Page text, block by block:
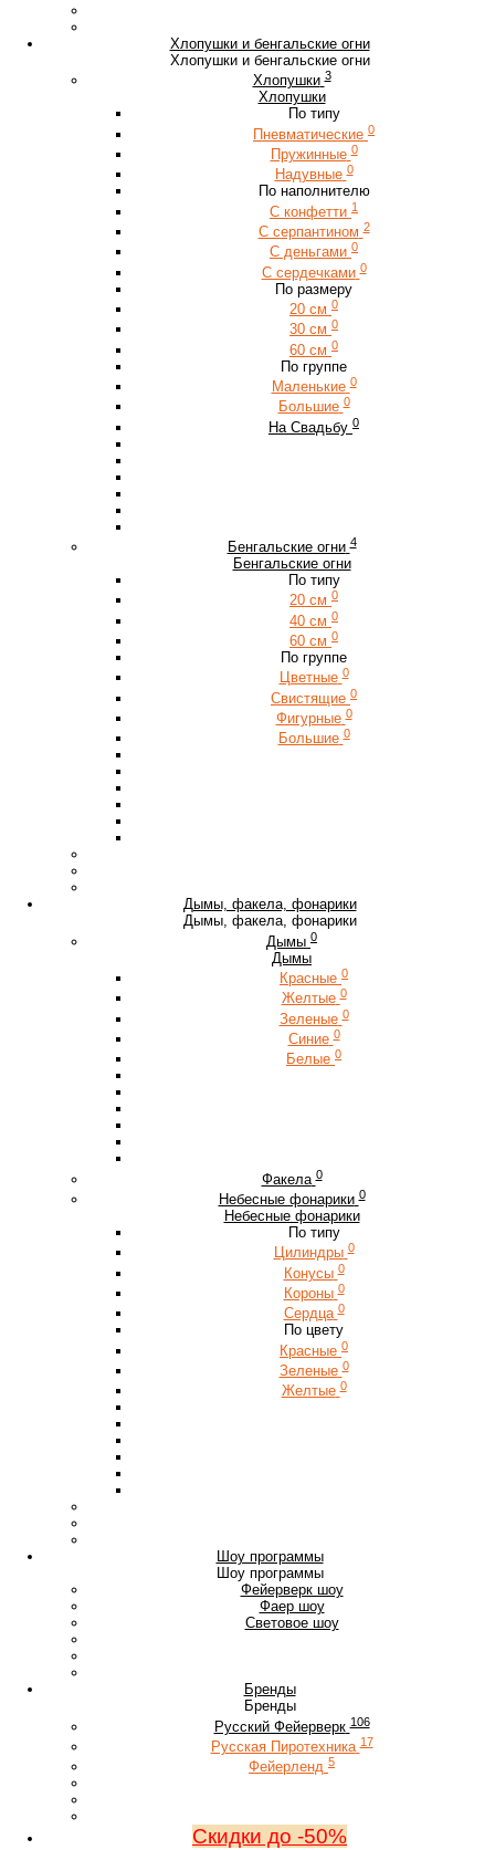
Хлопушки и бенгальские огни
Хлопушки и бенгальские огни
Хлопушки 3
Хлопушки
По типу
Пневматические 0
Пружинные 0
Надувные 0
По наполнителю
С конфетти 1
С серпантином 2
С деньгами 0
С сердечками 0
По размеру
20 см 0
30 см 0
60 см 0
По группе
Маленькие 0
Большие 0
На Свадьбу 0
Бенгальские огни 4
Бенгальские огни
По типу
20 см 0
40 см 0
60 см 0
По группе
Цветные 0
Свистящие 0
Фигурные 0
Большие 0
Дымы, факела, фонарики
Дымы, факела, фонарики
Дымы 0
Дымы
Красные 0
Желтые 0
Зеленые 0
Синие 0
Белые 0
Факела 0
Небесные фонарики 0
Небесные фонарики
По типу
Цилиндры 0
Конусы 0
Короны 0
Сердца 0
По цвету
Красные 0
Зеленые 0
Желтые 0
Шоу программы
Шоу программы
Фейерверк шоу
Фаер шоу
Световое шоу
Бренды
Бренды
Русский Фейерверк 106
Русская Пиротехника 17
Фейерленд 5
Скидки до -50%